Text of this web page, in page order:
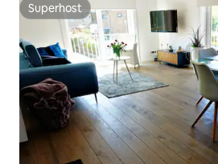
Superhost
Superhost